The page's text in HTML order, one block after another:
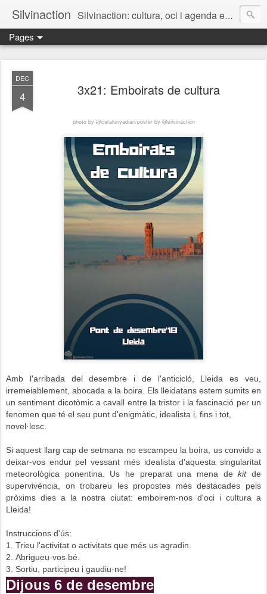
Silvinaction Silvinaction: cultura, oci i agenda en acció pel públic adult a Lleida
Pages
DEC
4 3x21: Emboirats de cultura
photo by @catalunyadiari/pòster by @silvinaction
Amb l'arribada del desembre i de l'anticicló, Lleida es veu,
irremeiablement, abocada a la boira. Els lleidatans estem sumits en
un sentiment dicotòmic a cavall entre la tristor i la fascinació per un
fenomen que té el seu punt d'enigmàtic, idealista i, fins i tot,
novel·lesc.
Si aquest llarg cap de setmana no escampeu la boira, us convido a
deixar-vos endur pel vessant més idealista d'aquesta singularitat
meteorològica ponentina. Us he preparat una mena dekitde
supervivència, on trobareu les propostes més destacades pels
pròxims dies a la nostra ciutat: emboirem-nos d'oci i cultura a
Lleida!
Instruccions d'ús:
1. Trieu l'activitat o activitats que més us agradin.
2. Abrigueu-vos bé.
3. Sortiu, participeu i gaudiu-ne!
Dijous 6 de desembre